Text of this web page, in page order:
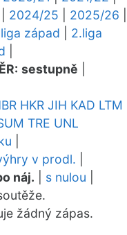
2024/25 2025/26
západ
2.liga
sestupně
HKR JIH KAD LTM
TRE UNL
v prodl.
náj. s nulou
žádný zápas.